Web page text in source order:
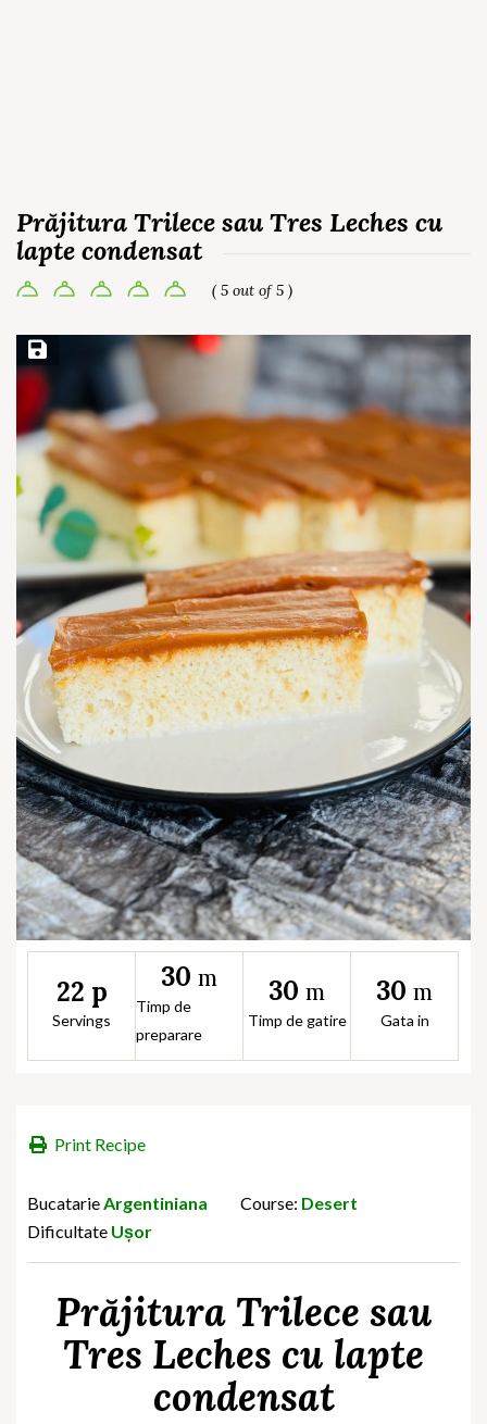
Prăjitura Trilece sau Tres Leches cu
lapte condensat
( 5 out of 5 )
Save Recipe
22 p
Servings
30 m
Timp de
preparare
30 m
Timp de gatire
30 m
Gata in
Print Recipe
BucatarieArgentiniana Course: Desert
Dificultate Ușor
Prăjitura Trilece sau
Tres Leches cu lapte
condensat